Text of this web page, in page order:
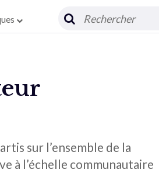
sur l’ensemble de la
à l’échelle communautaire